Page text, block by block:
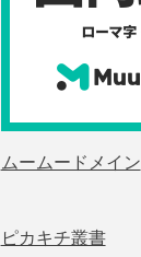
ムームードメイン
ピカキチ叢書